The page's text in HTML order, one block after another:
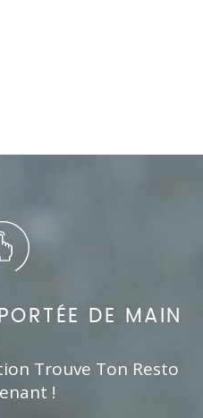
DE MAIN
Trouve Ton Resto
!